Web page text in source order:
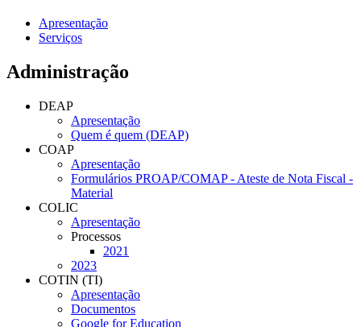
Apresentação
Serviços
Administração
DEAP
Apresentação
Quem é quem (DEAP)
COAP
Apresentação
Formulários PROAP/COMAP - Ateste de Nota Fiscal -
Material
COLIC
Apresentação
Processos
2021
2023
COTIN (TI)
Apresentação
Documentos
Google for Education